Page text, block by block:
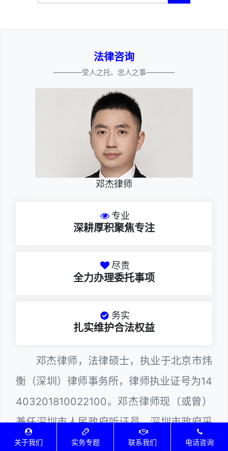
法律咨询
————受人之托、忠人之事————
邓杰律师
专业
深耕厚积聚焦专注
尽责
全力办理委托事项
务实
扎实维护合法权益
邓杰律师，法律硕士，执业于北京市炜
衡（深圳）律师事务所，律师执业证号为14
403201810022100。邓杰律师现（或曾）
兼任深圳市人民政府听证员、深圳市政府采
购评审专家（法律类）、深圳市某区城建部
关于我们 实务专题 联系我们 电话咨询